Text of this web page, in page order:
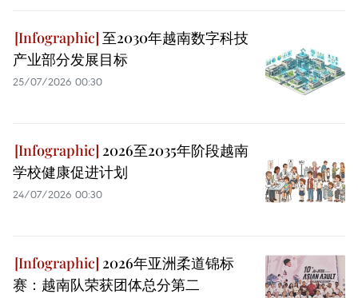
至2030年越南数字科技
产业部分发展目标
25/07/2026 00:30
2026至2035年阶段越南
学校健康促进计划
24/07/2026 00:30
2026年亚洲柔道锦标
赛：越南队荣获团体总分第二